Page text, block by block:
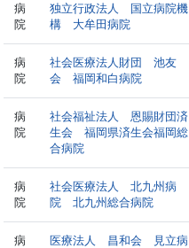
病
院
独立行政法人 国立病院機
構 大牟田病院
病
院
社会医療法人財団 池友
会 福岡和白病院
病
院
社会福祉法人 恩賜財団済
生会 福岡県済生会福岡総
合病院
病
院
社会医療法人 北九州病
院 北九州総合病院
病
医療法人 昌和会 見立病